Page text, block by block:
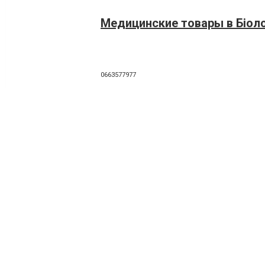
Медицинские товары в
0663577977